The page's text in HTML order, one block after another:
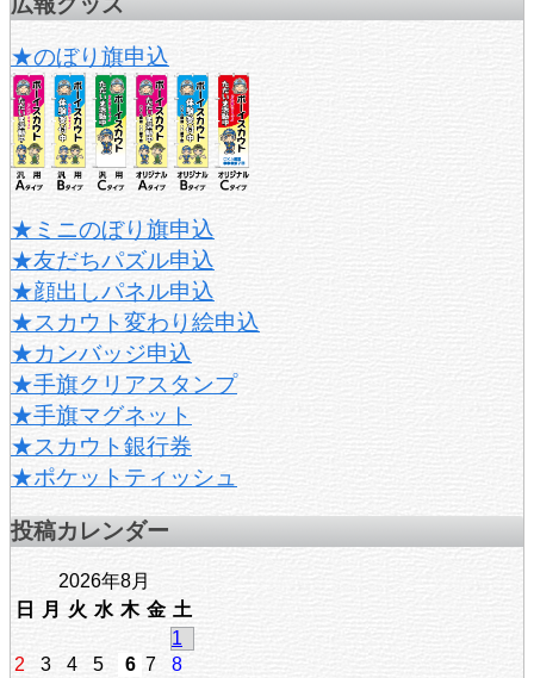
★のぼり旗申込
★ミニのぼり旗申込
★友だちパズル申込
★顔出しパネル申込
★スカウト変わり絵申込
★カンバッジ申込
★手旗クリアスタンプ
★手旗マグネット
★スカウト銀行券
★ポケットティッシュ
投稿カレンダー
2026年8月
日
月 火 水 木 金 土
1
2
3 4 5 6 7
8